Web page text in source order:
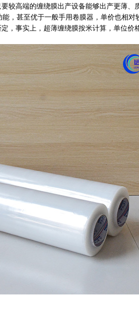
高端的缠绕膜出产设备能够出产更薄、
甚至优于一般手用卷膜器，单价也相
事实上，超薄缠绕膜按米计算，单位